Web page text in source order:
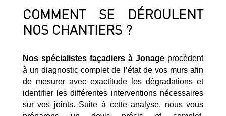
COMMENT SE DÉROULENT
NOS CHANTIERS ?
Nos spécialistes façadiers à Jonage procèdent
à un diagnostic complet de l’état de vos murs afin
de mesurer avec exactitude les dégradations et
identifier les différentes interventions nécessaires
sur vos joints. Suite à cette analyse, nous vous